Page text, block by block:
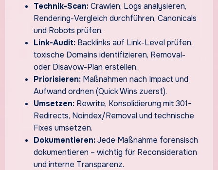
Technik-Scan:Crawlen, Logs analysieren,
Rendering-Vergleich durchführen, Canonicals
und Robots prüfen.
Link-Audit:Backlinks auf Link-Level prüfen,
toxische Domains identifizieren, Removal-
oder Disavow-Plan erstellen.
Priorisieren:Maßnahmen nach Impact und
Aufwand ordnen (Quick Wins zuerst).
Umsetzen:Rewrite, Konsolidierung mit 301-
Redirects, Noindex/Removal und technische
Fixes umsetzen.
Dokumentieren:Jede Maßnahme forensisch
dokumentieren – wichtig für Reconsideration
und interne Transparenz.